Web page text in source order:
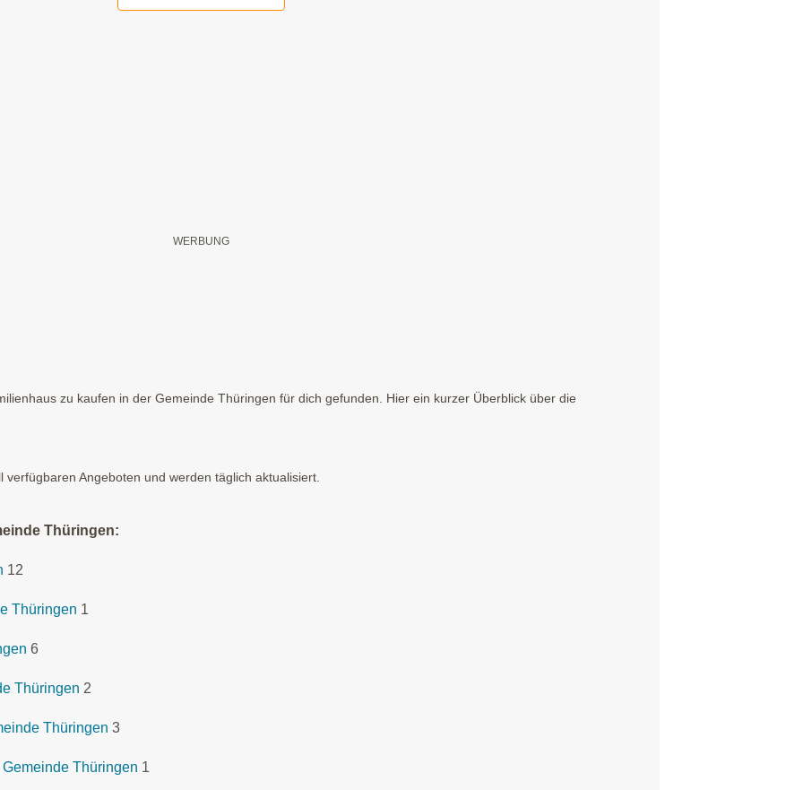
zu kaufen in der Gemeinde Thüringen für dich gefunden. Hier ein kurzer Überblick über die
Angeboten und werden täglich aktualisiert.
Thüringen:
12
Thüringen 1
6
Thüringen 2
Thüringen 3
Thüringen 1